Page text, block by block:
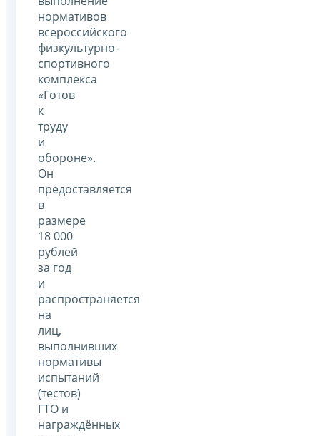
нормативов
всероссийского
физкультурно-
спортивного
комплекса
«Готов
к
труду
и
обороне».
Он
предоставляется
в
размере
18 000
рублей
за год
и
распространяется
на
лиц,
выполнивших
нормативы
испытаний
(тестов)
ГТО и
награждённых